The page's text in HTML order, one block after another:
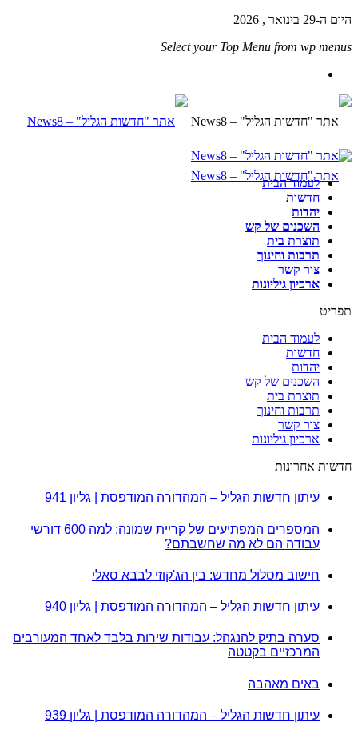
היום ה-29 בינואר , 2026
Select your Top Menu from wp menus
לעמוד הבית
חדשות
יהדות
השכנים של קש
תוצרת בית
תרבות וחינוך
צור קשר
ארכיון גיליונות
תפריט
לעמוד הבית
חדשות
יהדות
השכנים של קש
תוצרת בית
תרבות וחינוך
צור קשר
ארכיון גיליונות
חדשות אחרונות
עיתון חדשות הגליל – המהדורה המודפסת | גליון 941
המספרים המפתיעים של קריית שמונה: למה 600 דורשי
עבודה הם לא מה שחשבתם?
חישוב מסלול מחדש: בין הג'קוזי לבבא סאלי
עיתון חדשות הגליל – המהדורה המודפסת | גליון 940
סערה בתיק להנגהל: עבודות שירות בלבד לאחד המעורבים
המרכזיים בקטטה
באים מאהבה
עיתון חדשות הגליל – המהדורה המודפסת | גליון 939